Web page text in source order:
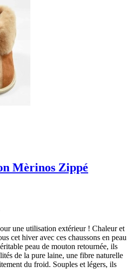
Mèrinos Zippé
une utilisation extérieur ! Chaleur et
cet hiver avec ces chaussons en peau
peau de mouton retournée, ils
de la pure laine, une fibre naturelle
du froid. Souples et légers, ils